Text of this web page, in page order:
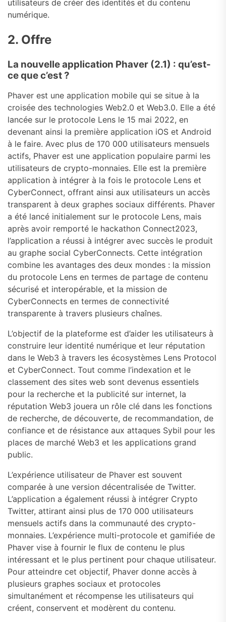
utilisateurs de créer des identités et du contenu
numérique.
2. Offre
La nouvelle application Phaver (2.1) : qu’est-
ce que c’est ?
Phaver est une application mobile qui se situe à la
croisée des technologies Web2.0 et Web3.0. Elle a été
lancée sur le protocole Lens le 15 mai 2022, en
devenant ainsi la première application iOS et Android
à le faire. Avec plus de 170 000 utilisateurs mensuels
actifs, Phaver est une application populaire parmi les
utilisateurs de crypto-monnaies. Elle est la première
application à intégrer à la fois le protocole Lens et
CyberConnect, offrant ainsi aux utilisateurs un accès
transparent à deux graphes sociaux différents. Phaver
a été lancé initialement sur le protocole Lens, mais
après avoir remporté le hackathon Connect2023,
l’application a réussi à intégrer avec succès le produit
au graphe social CyberConnects. Cette intégration
combine les avantages des deux mondes : la mission
du protocole Lens en termes de partage de contenu
sécurisé et interopérable, et la mission de
CyberConnects en termes de connectivité
transparente à travers plusieurs chaînes.
L’objectif de la plateforme est d’aider les utilisateurs à
construire leur identité numérique et leur réputation
dans le Web3 à travers les écosystèmes Lens Protocol
et CyberConnect. Tout comme l’indexation et le
classement des sites web sont devenus essentiels
pour la recherche et la publicité sur internet, la
réputation Web3 jouera un rôle clé dans les fonctions
de recherche, de découverte, de recommandation, de
confiance et de résistance aux attaques Sybil pour les
places de marché Web3 et les applications grand
public.
L’expérience utilisateur de Phaver est souvent
comparée à une version décentralisée de Twitter.
L’application a également réussi à intégrer Crypto
Twitter, attirant ainsi plus de 170 000 utilisateurs
mensuels actifs dans la communauté des crypto-
monnaies. L’expérience multi-protocole et gamifiée de
Phaver vise à fournir le flux de contenu le plus
intéressant et le plus pertinent pour chaque utilisateur.
Pour atteindre cet objectif, Phaver donne accès à
plusieurs graphes sociaux et protocoles
simultanément et récompense les utilisateurs qui
créent, conservent et modèrent du contenu.